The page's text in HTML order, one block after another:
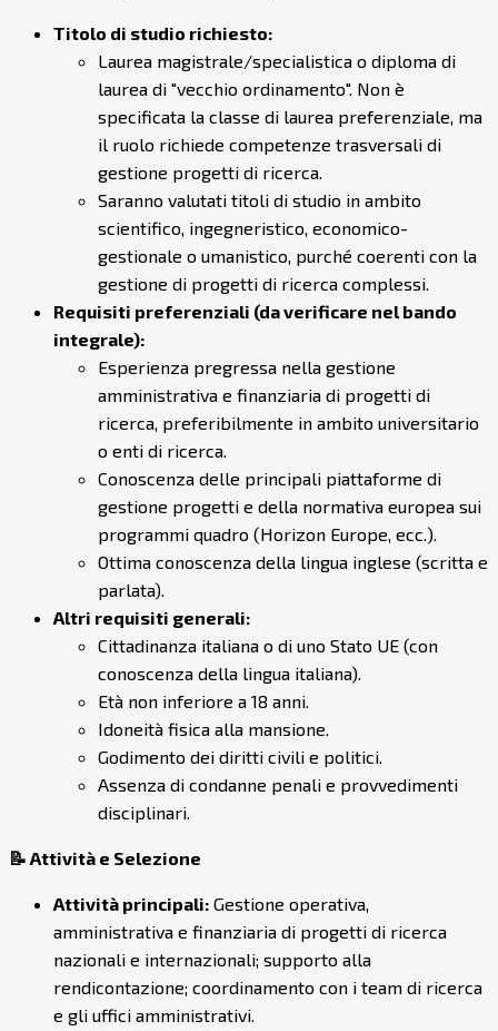
Titolo di studio richiesto:
Laurea magistrale/specialistica o diploma di
laurea di "vecchio ordinamento". Non è
specificata la classe di laurea preferenziale, ma
il ruolo richiede competenze trasversali di
gestione progetti di ricerca.
Saranno valutati titoli di studio in ambito
scientifico, ingegneristico, economico-
gestionale o umanistico, purché coerenti con la
gestione di progetti di ricerca complessi.
Requisiti preferenziali (da verificare nel bando
integrale):
Esperienza pregressa nella gestione
amministrativa e finanziaria di progetti di
ricerca, preferibilmente in ambito universitario
o enti di ricerca.
Conoscenza delle principali piattaforme di
gestione progetti e della normativa europea sui
programmi quadro (Horizon Europe, ecc.).
Ottima conoscenza della lingua inglese (scritta e
parlata).
Altri requisiti generali:
Cittadinanza italiana o di uno Stato UE (con
conoscenza della lingua italiana).
Età non inferiore a 18 anni.
Idoneità fisica alla mansione.
Godimento dei diritti civili e politici.
Assenza di condanne penali e provvedimenti
disciplinari.
📝 Attività e Selezione
Attività principali: Gestione operativa,
amministrativa e finanziaria di progetti di ricerca
nazionali e internazionali; supporto alla
rendicontazione; coordinamento con i team di ricerca
e gli uffici amministrativi.